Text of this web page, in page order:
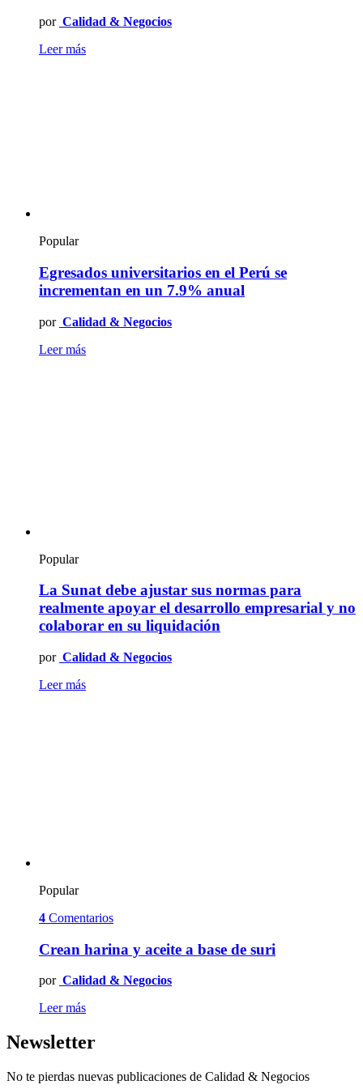
por Calidad & Negocios
Leer más
Popular
Egresados universitarios en el Perú se
incrementan en un 7.9% anual
por Calidad & Negocios
Leer más
Popular
La Sunat debe ajustar sus normas para
realmente apoyar el desarrollo empresarial y no
colaborar en su liquidación
por Calidad & Negocios
Leer más
Popular
4 Comentarios
Crean harina y aceite a base de suri
por Calidad & Negocios
Leer más
Newsletter
No te pierdas nuevas publicaciones de Calidad & Negocios